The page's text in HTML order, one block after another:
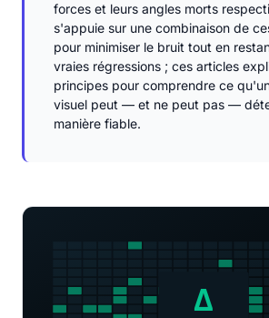
forces et leurs angles morts
s'appuie sur une combinaison de
pour minimiser le bruit tout en
vraies régressions ; ces articles
principes pour comprendre ce
visuel peut — et ne peut pas —
manière fiable.